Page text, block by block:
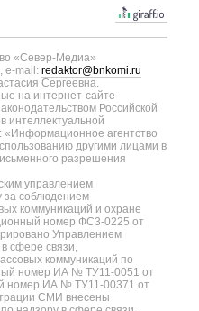
«Север-Медиа»
e-mail: redaktor@bnkomi.ru
Сергеевна.
на интернет-сайте
Российской
интеллектуальной
агентство
другими лицами в
разрешения
управлением
за соблюдением
коммуникаций и охране
номер ФС3-0225 от
Управлением
сфере связи,
коммуникаций по
номер ИА № ТУ11-0051 от
номер ИА № ТУ11-00371 от
СМИ внесены